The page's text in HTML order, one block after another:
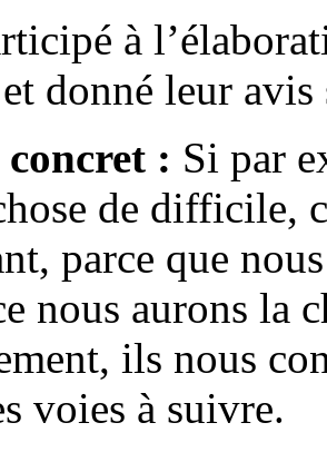
à
donné leur
: Si par
de difficile,
parce que
nous aurons la
ils nous
voies à suivre.